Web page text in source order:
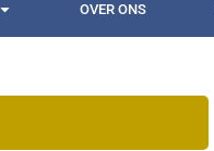
OVER ONS